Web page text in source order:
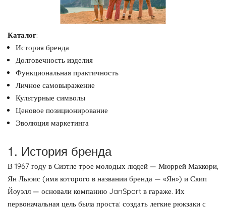
Каталог:
История бренда
Долговечность изделия
Функциональная практичность
Личное самовыражение
Культурные символы
Ценовое позиционирование
Эволюция маркетинга
1. История бренда
В 1967 году в Сиэтле трое молодых людей — Мюррей Маккори,
Ян Льюис (имя которого в названии бренда — «Ян») и Скип
Йоуэлл — основали компанию JanSport в гараже. Их
первоначальная цель была проста: создать легкие рюкзаки с